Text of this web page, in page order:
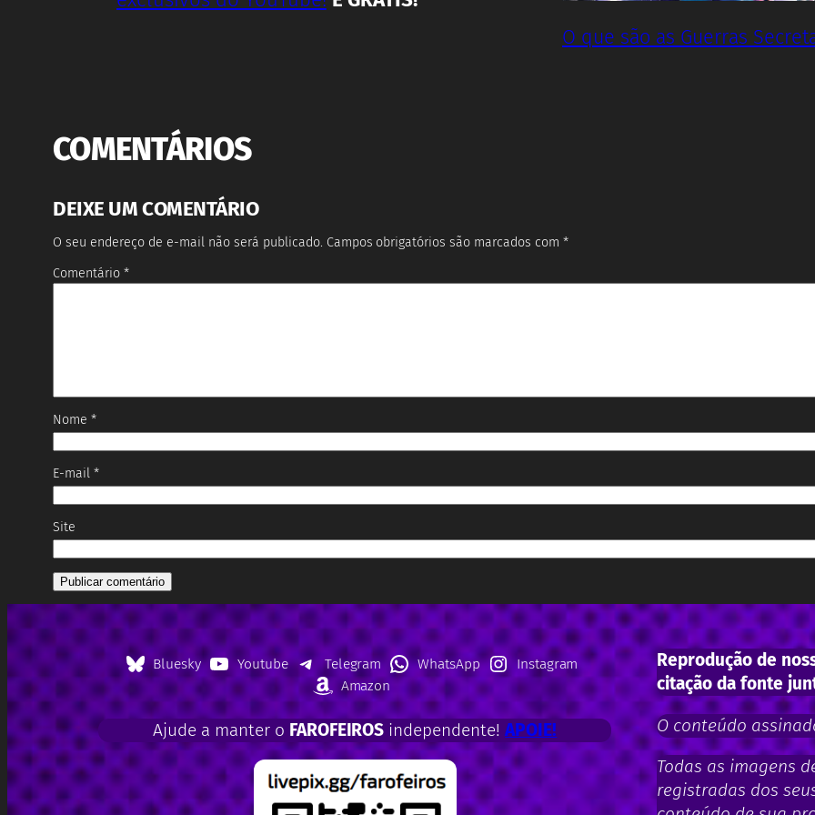
O que são as Guerras
COMENTÁRIOS
DEIXE UM COMENTÁRIO
O seu endereço de e-mail não será publicado. Campos obrigatórios são marcados com*
Comentário *
Nome *
E-mail *
Site
Bluesky Youtube Telegram WhatsApp
Instagram
Amazon
Ajude a manter o FAROFEIROS independente!APOIE!
Reprodução de
citação da fonte
O conteúdo
Todas as imagens
registradas dos